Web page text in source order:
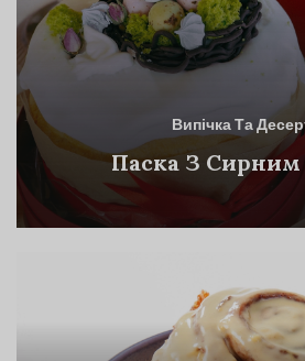
Випічка Та
Паска З